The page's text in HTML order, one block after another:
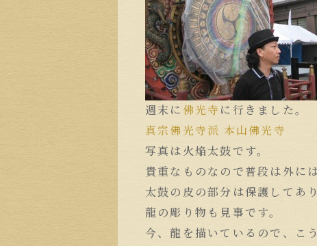
週末に 佛光寺 に行きました。
真宗佛光寺派 本山佛光寺
写真は火焔太鼓です。
貴重なものなので普段は外に
太鼓の皮の部分は保護してあり
龍の彫り物も見事です。
今、龍を描いているので、こ